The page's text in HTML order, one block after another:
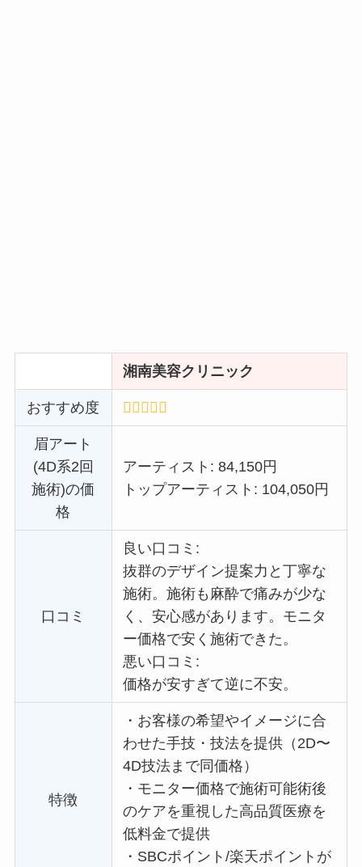
湘南美容クリニック
おすすめ度
眉アート
(4D系2回
施術)の価
格
アーティスト: 84,150円
トップアーティスト: 104,050円
口コミ
良い口コミ:
抜群のデザイン提案力と丁寧な
施術。施術も麻酔で痛みが少な
く、安心感があります。 モニタ
ー価格で安く施術できた。
悪い口コミ:
価格が安すぎて逆に不安。
特徴
・ お客様の希望やイメージに合
わせた手技・技法を提供（2D〜
4D技法まで同価格）
・ モニター価格で施術可能術後
のケアを重視した高品質医療を
低料金で提供
・ SBCポイント/楽天ポイントが